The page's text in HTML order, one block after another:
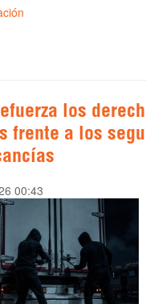
los
frente a los
00:43